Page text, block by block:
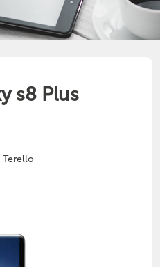
s8 Plus
Terello